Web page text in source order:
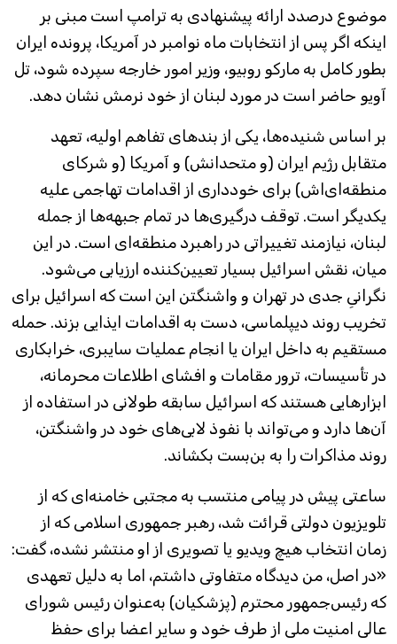
موضوع درصدد ارائه پیشنهادی به ترامپ است مبنی بر
اینکه اگر پس از انتخابات ماه نوامبر در آمریکا، پرونده ایران
بطور کامل به مارکو روبیو، وزیر امور خارجه سپرده شود، تل
آویو حاضر است در مورد لبنان از خود نرمش نشان دهد.
بر اساس شنیده‌ها، یکی از بندهای تفاهم اولیه، تعهد
متقابل رژیم ایران (و متحدانش) و آمریکا (و شرکای
منطقه‌ای‌اش) برای خودداری از اقدامات تهاجمی علیه
یکدیگر است. توقف درگیری‌ها در تمام جبهه‌ها از جمله
لبنان، نیازمند تغییراتی در راهبرد منطقه‌ای است. در این
میان، نقش اسرائیل بسیار تعیین‌کننده ارزیابی می‌شود.
نگرانیِ جدی در تهران و واشنگتن این است که اسرائیل برای
تخریب روند دیپلماسی، دست به اقدامات ایذایی بزند. حمله
مستقیم به داخل ایران یا انجام عملیات سایبری، خرابکاری
در تأسیسات، ترور مقامات و افشای اطلاعات محرمانه،
ابزارهایی هستند که اسرائیل سابقه طولانی در استفاده از
آن‌ها دارد و می‌تواند با نفوذ لابی‌های خود در واشنگتن،
روند مذاکرات را به بن‌بست بکشاند.
ساعتی پیش در پیامی منتسب به مجتبی خامنه‌ای که از
تلویزیون دولتی قرائت شد، رهبر جمهوری اسلامی که از
زمان انتخاب هیچ ویدیو یا تصویری از او منتشر نشده، گفت:
«در اصل، من دیدگاه متفاوتی داشتم، اما به دلیل تعهدی
که رئیس‌جمهور محترم (پزشکیان) به‌عنوان رئیس شورای
عالی امنیت ملی از طرف خود و سایر اعضا برای حفظ